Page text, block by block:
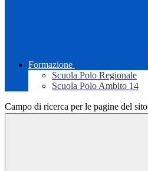
Formazione
Scuola Polo Regionale
Scuola Polo Ambito 14
Campo di ricerca per le pagine del sito